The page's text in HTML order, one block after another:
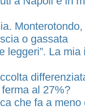
o gassata
leggeri”. La
al 27%?
che fa a meno